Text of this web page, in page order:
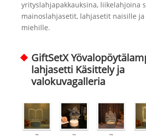
yrityslahjapakkauksina, liikelahjoina
mainoslahjasetit, lahjasetit naisille
miehille.
GiftSetX
lahjasetti Käsittely ja
valokuvagalleria